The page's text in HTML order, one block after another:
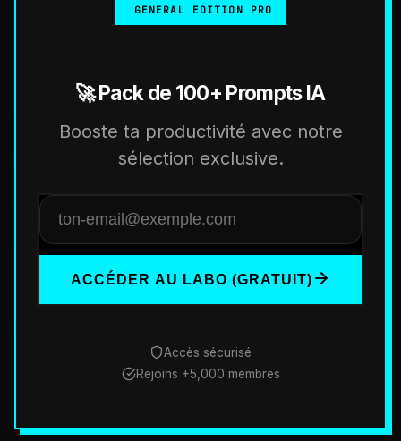
GENERAL EDITION PRO
🚀 Pack de 100+ Prompts IA
Booste ta productivité avec notre
sélection exclusive.
ACCÉDER AU LABO (GRATUIT)
Accès sécurisé
Rejoins +5,000 membres